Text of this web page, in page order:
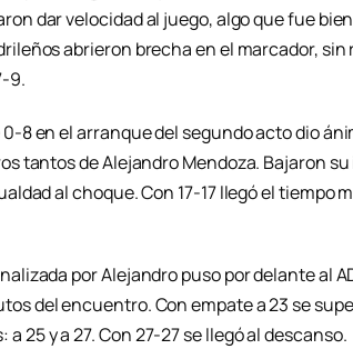
dar velocidad al juego, algo que fue
abrieron brecha en el marcador,
9.
0-8 en el arranque del segundo acto dio
tantos de Alejandro Mendoza. Bajaron
al choque. Con 17-17 llegó el tiempo
por Alejandro puso por delante al
del encuentro. Con empate a 23 se
a 25 y a 27. Con 27-27 se llegó al descanso.